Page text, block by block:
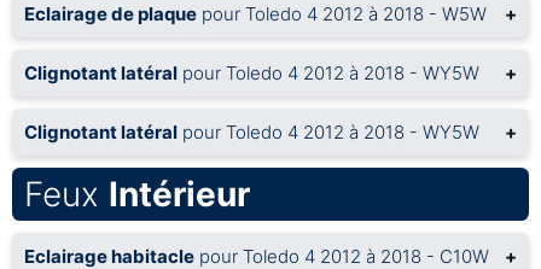
Eclairage de plaque pour Toledo 4 2012 à 2018 - W5W +
Clignotant latéral pour Toledo 4 2012 à 2018 - WY5W +
Clignotant latéral pour Toledo 4 2012 à 2018 - WY5W +
Feux Intérieur
Eclairage habitacle pour Toledo 4 2012 à 2018 - C10W +